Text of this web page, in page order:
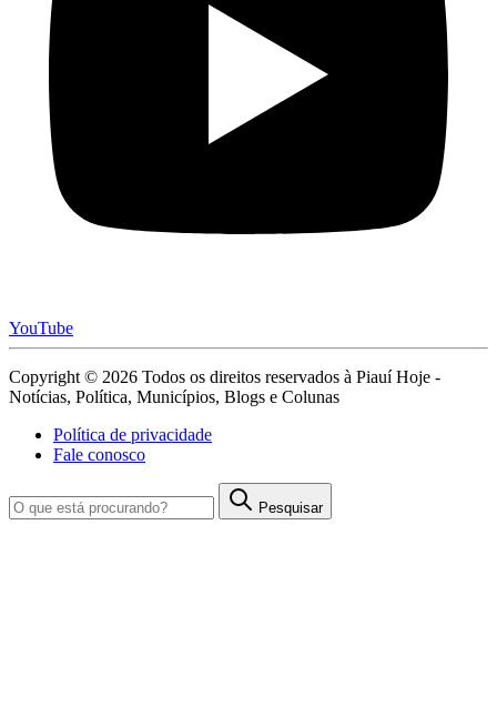
YouTube
Copyright © 2026 Todos os direitos reservados à Piauí Hoje -
Notícias, Política, Municípios, Blogs e Colunas
Política de privacidade
Fale conosco
Pesquisar